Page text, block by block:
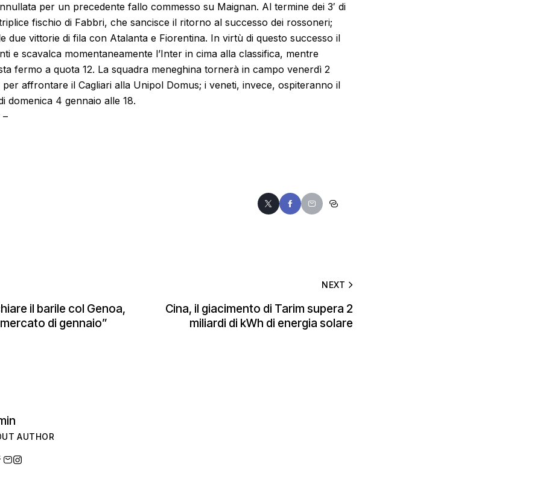
per un precedente fallo commesso su Maignan. Al termine dei 3′ di
fischio di Fabbri, che sancisce il ritorno al successo dei rossoneri;
due vittorie di fila con Atalanta e Fiorentina. In virtù di questo successo il
e scavalca momentaneamente l’Inter in cima alla classifica, mentre
fermo a quota 12. La squadra meneghina tornerà in campo venerdì 2
affrontare il Cagliari alla Unipol Domus; i veneti, invece, ospiteranno il
domenica 4 gennaio alle 18.
il barile col Genoa,
di gennaio”
NEXT
Cina, il giacimento di Tarim supera 2
miliardi di kWh di energia solare
AUTHOR